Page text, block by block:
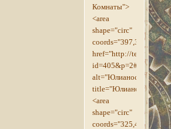
Комнаты">
<area
shape="circ"
coords="397,320,17"
href="http://
id=405&p=2#p1197"
alt="Юлианос"
title="Юлианос">
<area
shape="circ"
coords="325,488,18"